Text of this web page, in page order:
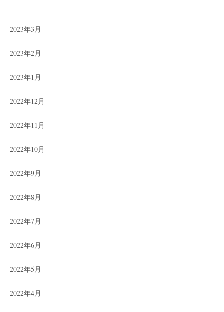
2023年3月
2023年2月
2023年1月
2022年12月
2022年11月
2022年10月
2022年9月
2022年8月
2022年7月
2022年6月
2022年5月
2022年4月